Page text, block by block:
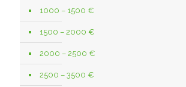
1000 – 1500 €
1500 – 2000 €
2000 – 2500 €
2500 – 3500 €